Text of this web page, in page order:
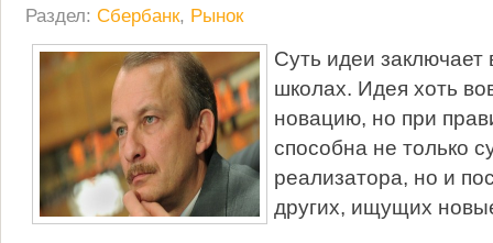
Раздел: Сбербанк, Рынок
Суть идеи заключает
школах. Идея хоть
новацию, но при
способна не только
реализатора, но и
других, ищущих